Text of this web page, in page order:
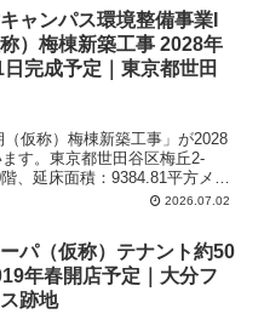
ャンパス環境整備事業I
）梅棟新築工事 2028年
完成予定｜東京都世田
（仮称）梅棟新築工事」が2028
す。東京都世田谷区梅丘2-
、延床面積：9384.81平方メー
2026.07.02
パ（仮称）テナント約50
年春開店予定｜大分フ
跡地